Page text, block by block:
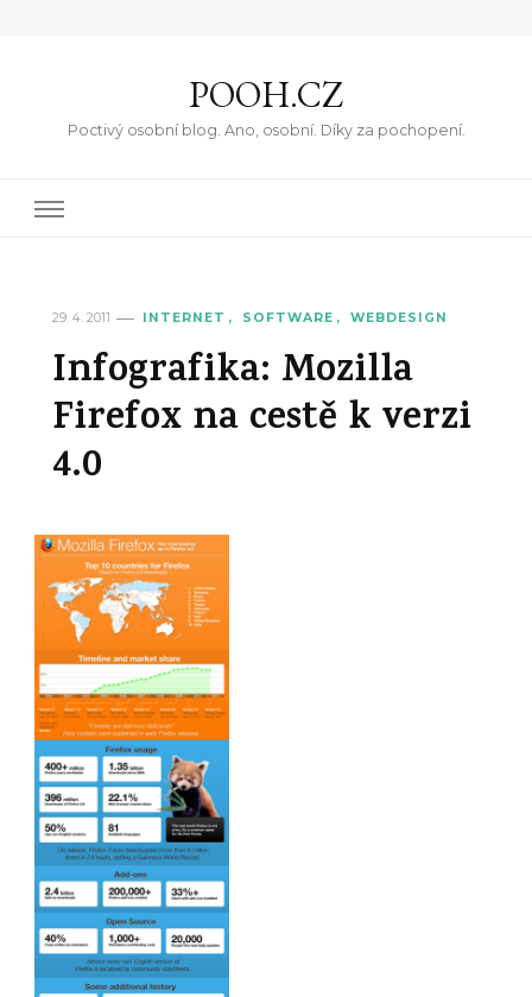
POOH.CZ
Poctivý osobní blog. Ano, osobní. Díky za pochopení.
29. 4. 2011 INTERNET SOFTWARE WEBDESIGN
Infografika: Mozilla
Firefox na cestě k verzi
4.0